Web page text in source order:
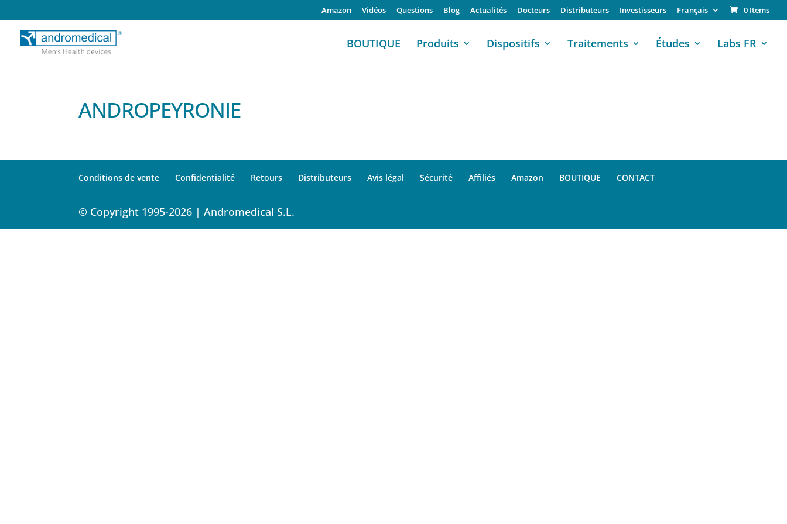
Amazon Vidéos Questions Blog Actualités Docteurs Distributeurs Investisseurs Français 0 Items
BOUTIQUE Produits Dispositifs Traitements Études Labs FR
ANDROPEYRONIE
Conditions de vente Confidentialité Retours Distributeurs Avis légal Sécurité Affiliés Amazon BOUTIQUE CONTACT
© Copyright 1995-2026 | Andromedical S.L.